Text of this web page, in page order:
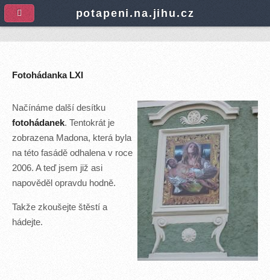
A
Fotohádanka LXI
Načínáme další desítku
fotohádanek. Tentokrát je
zobrazena Madona, která byla
na této fasádě odhalena v roce
2006. A teď jsem již asi
napověděl opravdu hodně.
Takže zkoušejte štěstí a
hádejte.
potapeni.na.jihu.cz